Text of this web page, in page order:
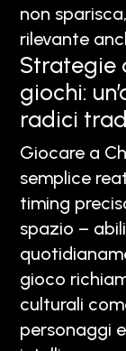
non
rilevante
Strategie
giochi:
radici
Giocare a
semplice
timing
spazio –
gioco
culturali
personaggi